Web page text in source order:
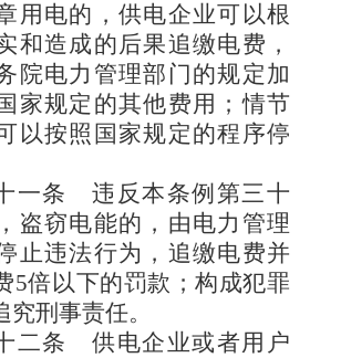
用电的，供电企业可以根
和造成的后果追缴电费，
院电力管理部门的规定加
家规定的其他费用；情节
以按照国家规定的程序停
一条违反本条例第三十
盗窃电能的，由电力管理
止违法行为，追缴电费并
5倍以下的罚款；构成犯罪
刑事责任。
二条供电企业或者用户